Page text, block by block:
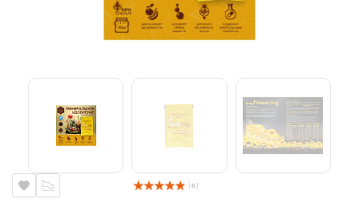
( 8 )